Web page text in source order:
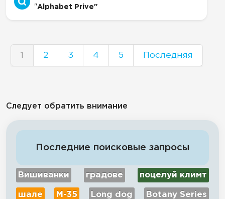
"Alphabet Prive"
1 2 3 4 5 Последняя
Следует обратить внимание
Последние поисковые запросы
Вишиванки градове поцелуй климт
шале М-35 Long dog Botany Series